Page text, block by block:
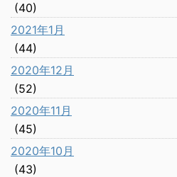
(40)
2021年1月
(44)
2020年12月
(52)
2020年11月
(45)
2020年10月
(43)